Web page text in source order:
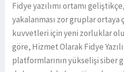
Fidye yazılımı ortamı
yakalanması zor gruplar ortaya
kuvvetleri için yeni zorluklar
göre, Hizmet Olarak Fidye
platformlarının yükselişi siber